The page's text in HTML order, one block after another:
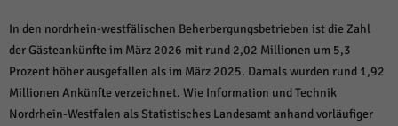
In den nordrhein-westfälischen Beherbergungsbetrieben ist die Zahl
der Gästeankünfte im März 2026 mit rund 2,02 Millionen um 5,3
Prozent höher ausgefallen als im März 2025. Damals wurden rund 1,92
Millionen Ankünfte verzeichnet. Wie Information und Technik
Nordrhein-Westfalen als Statistisches Landesamt anhand vorläufiger
Statistik Cookies erfassen Informationen anonym. Diese Informationen helfen
uns zu verstehen, wie unsere Besucher unsere Website nutzen.
Cookie-Informationen anzeigen
Marketing (1)